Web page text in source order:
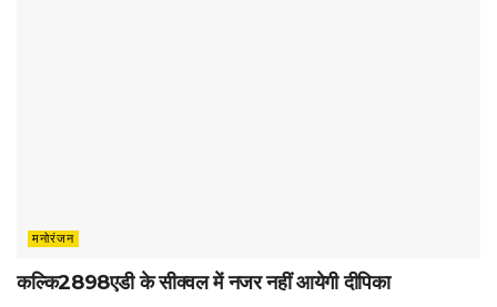
मनोरंजन
कल्कि2898एडी के सीक्वल में नजर नहीं आयेगी दीपिका